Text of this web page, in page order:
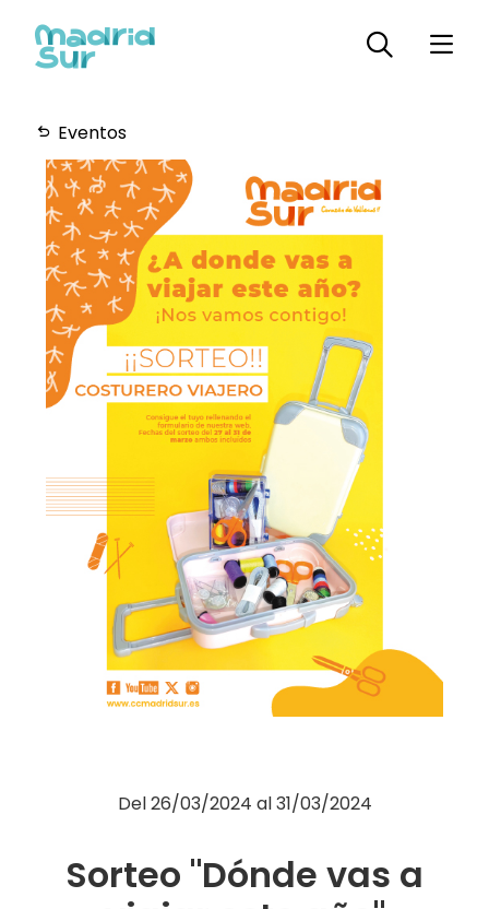
Horarios
Plano
Servicios
Moda
Restauración
Ocio
Servicios
Hipermercado
Telefonía
Eventos
Del26/03/2024 al31/03/2024
Sorteo "Dónde vas a